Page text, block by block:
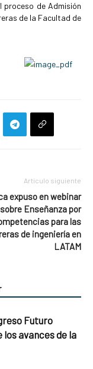
de Admisión
de la Facultad de
Artículo siguiente
expuso en webinar
sobre Enseñanza por
para las
de ingeniería en
LATAM
Futuro
avances de la